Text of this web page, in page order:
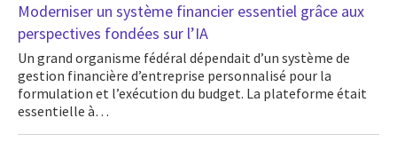
Moderniser un système financier essentiel grâce aux
perspectives fondées sur l’IA
Un grand organisme fédéral dépendait d’un système de
gestion financière d’entreprise personnalisé pour la
formulation et l’exécution du budget. La plateforme était
essentielle à…